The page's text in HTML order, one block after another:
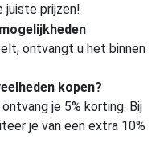
juiste prijzen!
ontvangt u het binnen
kopen?
je 5% korting. Bij
je van een extra 10%